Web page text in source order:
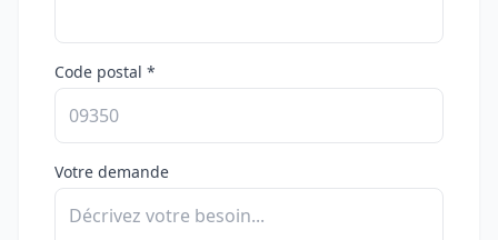
Code postal *
Votre demande